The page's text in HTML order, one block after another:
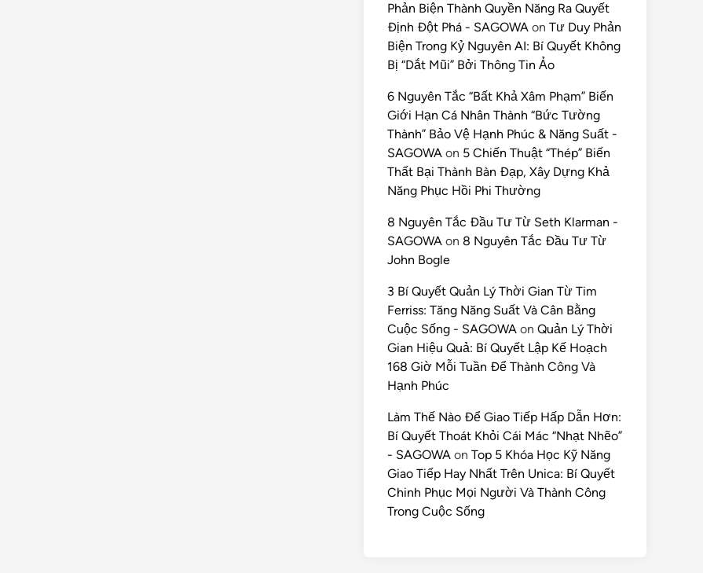
Phản Biện Thành Quyền Năng Ra Quyết
Định Đột Phá - SAGOWA on Tư Duy Phản
Biện Trong Kỷ Nguyên AI: Bí Quyết Không
Bị “Dắt Mũi” Bởi Thông Tin Ảo
6 Nguyên Tắc “Bất Khả Xâm Phạm” Biến
Giới Hạn Cá Nhân Thành “Bức Tường
Thành” Bảo Vệ Hạnh Phúc & Năng Suất -
SAGOWA on 5 Chiến Thuật “Thép” Biến
Thất Bại Thành Bàn Đạp, Xây Dựng Khả
Năng Phục Hồi Phi Thường
8 Nguyên Tắc Đầu Tư Từ Seth Klarman -
SAGOWA on 8 Nguyên Tắc Đầu Tư Từ
John Bogle
3 Bí Quyết Quản Lý Thời Gian Từ Tim
Ferriss: Tăng Năng Suất Và Cân Bằng
Cuộc Sống - SAGOWA on Quản Lý Thời
Gian Hiệu Quả: Bí Quyết Lập Kế Hoạch
168 Giờ Mỗi Tuần Để Thành Công Và
Hạnh Phúc
Làm Thế Nào Để Giao Tiếp Hấp Dẫn Hơn:
Bí Quyết Thoát Khỏi Cái Mác “Nhạt Nhẽo”
- SAGOWA on Top 5 Khóa Học Kỹ Năng
Giao Tiếp Hay Nhất Trên Unica: Bí Quyết
Chinh Phục Mọi Người Và Thành Công
Trong Cuộc Sống